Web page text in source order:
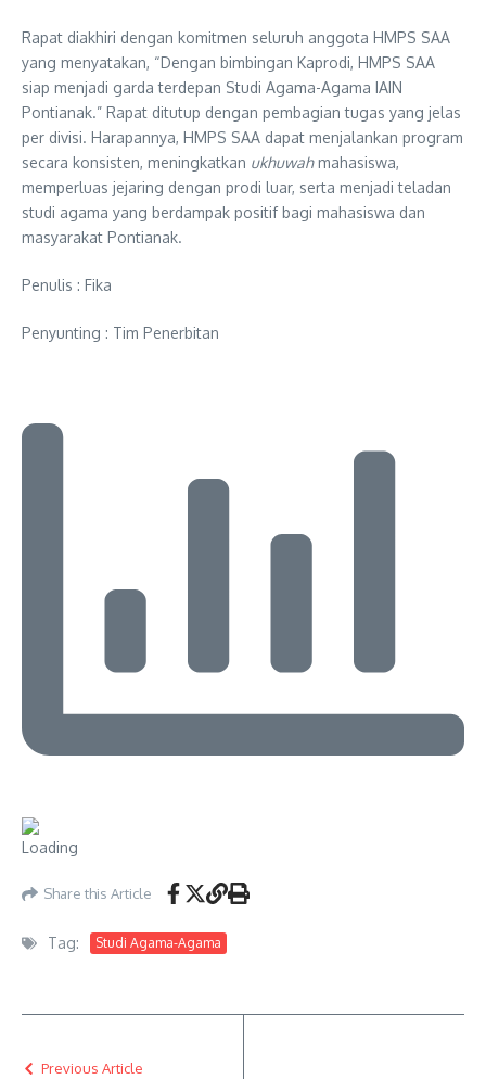
Rapat diakhiri dengan komitmen seluruh anggota HMPS SAA
yang menyatakan, “Dengan bimbingan Kaprodi, HMPS SAA
siap menjadi garda terdepan Studi Agama-Agama IAIN
Pontianak.” Rapat ditutup dengan pembagian tugas yang jelas
per divisi. Harapannya, HMPS SAA dapat menjalankan program
secara konsisten, meningkatkan ukhuwahmahasiswa,
memperluas jejaring dengan prodi luar, serta menjadi teladan
studi agama yang berdampak positif bagi mahasiswa dan
masyarakat Pontianak.
Penulis : Fika
Penyunting : Tim Penerbitan
Share this Article
Tag: Studi Agama-Agama
Previous Article